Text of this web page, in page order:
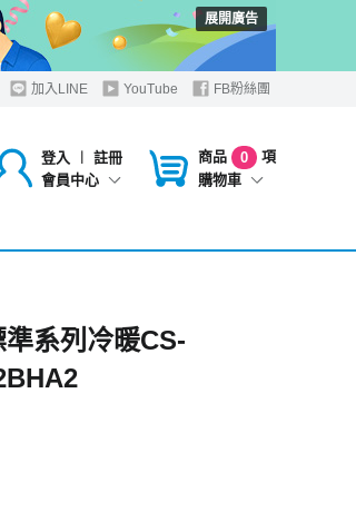
展開廣告
加入LINE YouTube FB粉絲團
登入 ︱
註冊
會員中心
商品 0
項
購物車
系列冷暖CS-